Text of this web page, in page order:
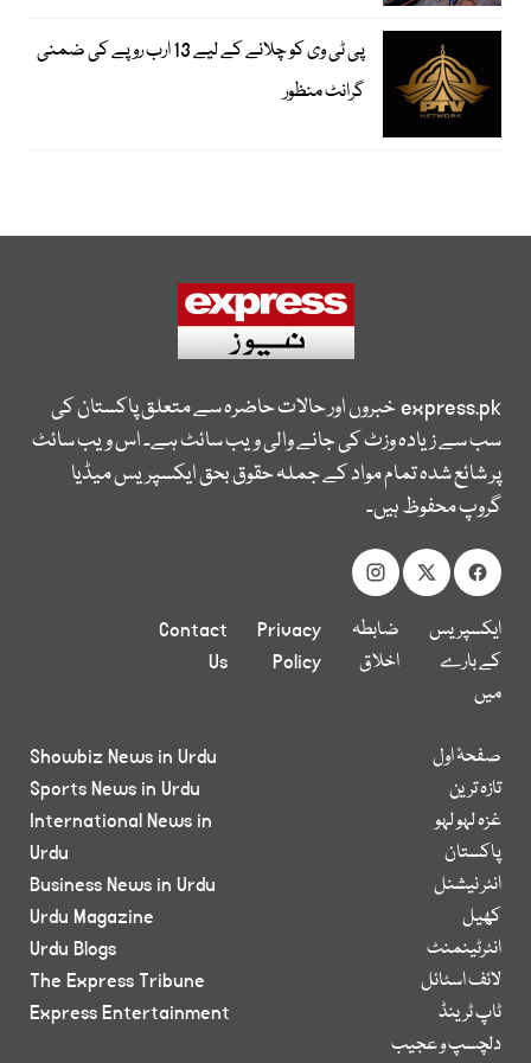
پی ٹی وی کو چلانے کے لیے 13 ارب روپے کی ضمنی
گرانٹ منظور
express.pkخبروں اور حالات حاضرہ سے متعلق پاکستان کی
سب سے زیادہ وزٹ کی جانے والی ویب سائٹ ہے۔ اس ویب سائٹ
پر شائع شدہ تمام مواد کے جملہ حقوق بحق ایکسپریس میڈیا
گروپ محفوظ ہیں۔
ایکسپریس
کے بارے
میں
ضابطہ
اخلاق
Privacy
Policy
Contact
Us
صفحۂ اول
تازہ ترین
غزہ لہو لہو
پاکستان
انٹر نیشنل
کھیل
انٹرٹینمنٹ
لائف اسٹائل
ٹاپ ٹرینڈ
دلچسپ و عجیب
Showbiz News in Urdu
Sports News in Urdu
International News in
Urdu
Business News in Urdu
Urdu Magazine
Urdu Blogs
The Express Tribune
Express Entertainment